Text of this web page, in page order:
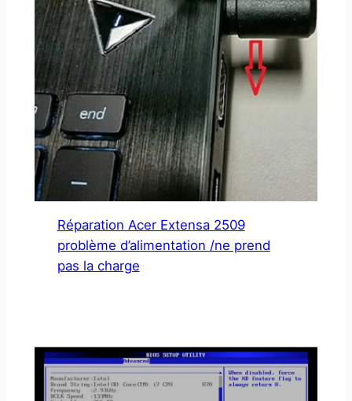
Réparation Acer Extensa 2509
problème d’alimentation /ne prend
pas la charge